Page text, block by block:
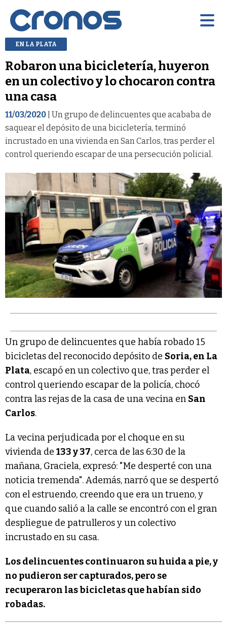
EN LA PLATA
Robaron una bicicletería, huyeron
en un colectivo y lo chocaron contra
una casa
11/03/2020 | Un grupo de delincuentes que acababa de
saquear el depósito de una bicicletería, terminó
incrustado en una vivienda en San Carlos, tras perder el
control queriendo escapar de una persecución policial.
Un grupo de delincuentes que había robado 15
bicicletas del reconocido depósito de Soria, en La
Plata, escapó en un colectivo que, tras perder el
control queriendo escapar de la policía, chocó
contra las rejas de la casa de una vecina en San
Carlos.
La vecina perjudicada por el choque en su
vivienda de133 y 37, cerca de las 6:30 de la
mañana, Graciela, expresó: "Me desperté con una
noticia tremenda". Además, narró que se despertó
con el estruendo, creendo que era un trueno, y
que cuando salió a la calle se encontró con el gran
despliegue de patrulleros y un colectivo
incrustado en su casa.
Los delincuentes continuaron su huida a pie, y
no pudieron ser capturados, pero se
recuperaron las bicicletas que habían sido
robadas.